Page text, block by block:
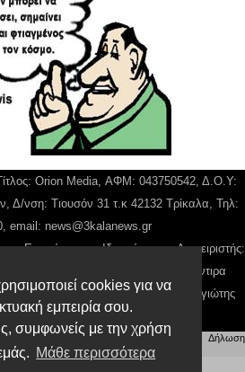
cookies για να
εμπειρία σου.
συμφωνείς με την χρήση
Μάθε περισσότερα
Orion Media, ΑΦΜ: 043750542, Δ.Ο.Υ:
Δ/νση: Τιουσόν 31 τ.κ 42132 Τρίκαλα, Τηλ:
email: news@3kalanews.gr
Εκπρόσωπος, Ιδιοκτήτης και Διαχειριστής:
Γιαννουσά Βασιλική, Διευθύντιρα
Δικαιούχος domain name Παναγιώτης
Φιλίππου
Προσωπικών Δεδομένων |Όροι χρήσης
Δήλωση
Συμμόρφωσης